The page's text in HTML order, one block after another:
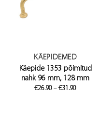
KÄEPIDEMED
Käepide 1353 põimitud
nahk 96 mm, 128 mm
€26.90 – €31.90Price